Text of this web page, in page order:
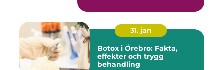
31. jan
Botox i Örebro: Fakta,
effekter och trygg
behandling